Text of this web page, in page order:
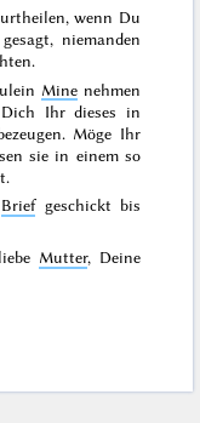
wenn Du
niemanden
Minenehmen
Ihr dieses in
Möge Ihr
sie in einem so
Briefgeschickt bis
Mutter, Deine